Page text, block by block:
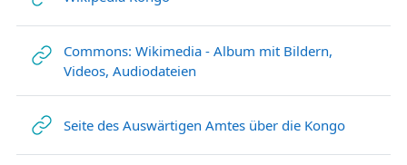
Commons: Wikimedia - Album mit Bildern,
Videos, Audiodateien
Seite des Auswärtigen Amtes über die KongoLink/URL